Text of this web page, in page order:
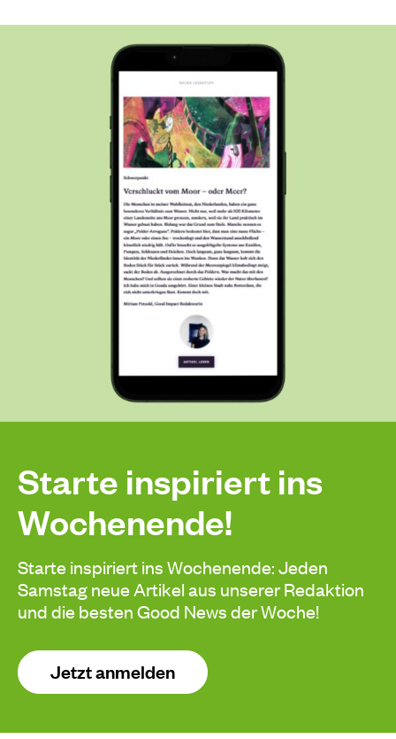
Starte inspiriert ins
Wochenende!
Starte inspiriert ins Wochenende: Jeden
Samstag neue Artikel aus unserer Redaktion
und die besten Good News der Woche!
Jetzt anmelden